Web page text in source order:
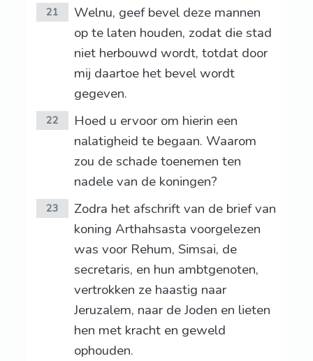
21
Welnu, geef bevel deze mannen
op te laten houden, zodat die stad
niet herbouwd wordt, totdat door
mij daartoe het bevel wordt
gegeven.
22
Hoed u ervoor om hierin een
nalatigheid te begaan. Waarom
zou de schade toenemen ten
nadele van de koningen?
23
Zodra het afschrift van de brief van
koning Arthahsasta voorgelezen
was voor Rehum, Simsai, de
secretaris, en hun ambtgenoten,
vertrokken ze haastig naar
Jeruzalem, naar de Joden en lieten
hen met kracht en geweld
ophouden.